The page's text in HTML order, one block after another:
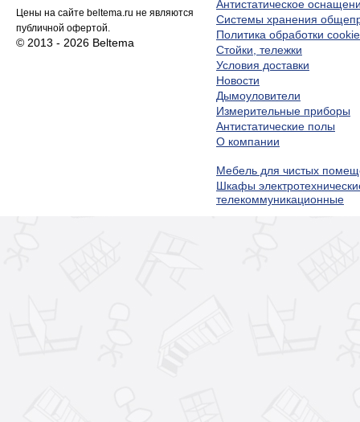
Цены на сайте beltema.ru не являются
публичной офертой.
© 2013 - 2026 Beltema
Антистатическое
Системы хранения
Политика обработки cookie
Стойки, тележки
Условия доставки
Новости
Дымоуловители
Измерительные приборы
Антистатические полы
О компании
Мебель для чистых
Шкафы
телекоммуникационные